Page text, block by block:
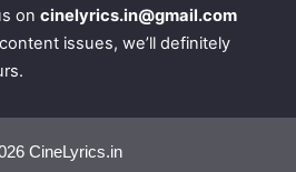
on cinelyrics.in@gmail.com
issues, we’ll definitely
CineLyrics.in